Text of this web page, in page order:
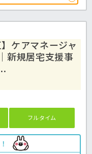
】ケアマネージャ
新規居宅支援事
フルタイム